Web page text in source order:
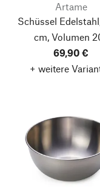
Artame
Schüssel
cm, Volumen
69,90 €
+ weitere